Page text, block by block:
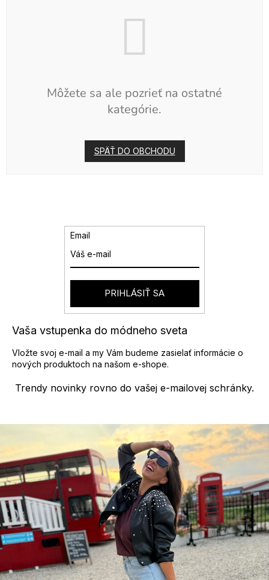
Môžete sa ale pozrieť na ostatné
kategórie.
SPÄŤ DO OBCHODU
Trendy novinky rovno do vašej e-mailovej schránky.
Vaša vstupenka do módneho sveta
Vložte svoj e-mail a my Vám budeme zasielať informácie o
nových produktoch na našom e-shope.
Email
PRIHLÁSIŤ SA